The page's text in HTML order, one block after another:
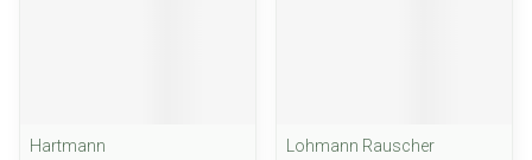
Hartmann
Lohmann Rauscher